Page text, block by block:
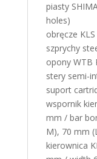
piasty
holes)
obręcze
szprychy
opony WTB
stery semi-
suport
wspornik
mm / bar
M), 70 mm
kierownica